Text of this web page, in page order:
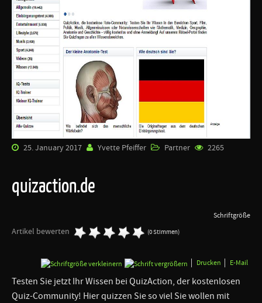
25. January 2017 Yvette Pfeiffer Partner 2265
quizaction.de
Artikel bewerten (0 Stimmen)
Schriftgröße
Drucken E-Mail
Testen Sie jetzt Ihr Wissen bei QuizAction, der kostenlosen
Quiz-Community! Hier quizzen Sie so viel Sie wollen mit